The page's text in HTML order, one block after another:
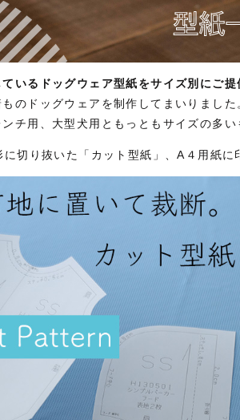
いるドッグウェア型紙をサイズ別にご
のドッグウェアを制作してまいりまし
チ用、大型犬用ともっともサイズの多
切り抜いた「カット型紙」、A４用紙